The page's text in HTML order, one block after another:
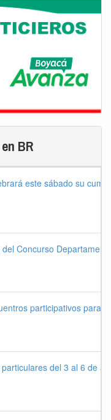
BR
este sábado su
Concurso
participativos para
del 3 al 6 de